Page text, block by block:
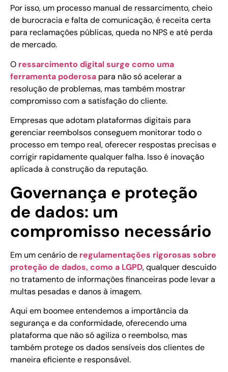
Por isso, um processo manual de ressarcimento, cheio
de burocracia e falta de comunicação, é receita certa
para reclamações públicas, queda no NPS e até perda
de mercado.
O ressarcimento digital surge como uma
ferramenta poderosa para não só acelerar a
resolução de problemas, mas também mostrar
compromisso com a satisfação do cliente.
Empresas que adotam plataformas digitais para
gerenciar reembolsos conseguem monitorar todo o
processo em tempo real, oferecer respostas precisas e
corrigir rapidamente qualquer falha. Isso é inovação
aplicada à construção da reputação.
Governança e proteção
de dados: um
compromisso necessário
Em um cenário de regulamentações rigorosas sobre
proteção de dados, como a LGPD, qualquer descuido
no tratamento de informações financeiras pode levar a
multas pesadas e danos à imagem.
Aqui em boomee entendemos a importância da
segurança e da conformidade, oferecendo uma
plataforma que não só agiliza o reembolso, mas
também protege os dados sensíveis dos clientes de
maneira eficiente e responsável.